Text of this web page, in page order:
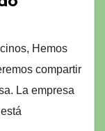
Hemos
compartir
La empresa